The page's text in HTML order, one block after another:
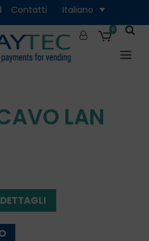
Contatti Italiano
Accessori e Ricambi
0
LAN